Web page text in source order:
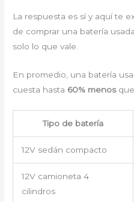
La respuesta es sí y aquí te
de comprar una batería
solo lo que vale.
En promedio, una batería
cuesta hasta 60% menosque
Tipo de batería
12V sedán compacto
12V camioneta 4
cilindros